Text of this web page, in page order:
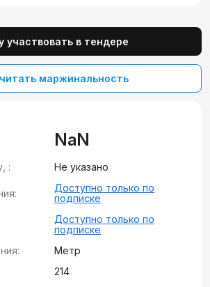
участвовать в тендере
маржинальность
NaN
: Не указано
Доступно только по
подписке
Доступно только по
подписке
Метр
214